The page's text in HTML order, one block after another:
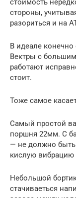
стоимость
стороны,
разориться и на
В идеале
Вектры с
работают
стоит.
Тоже самое
Самый простой
поршня 22мм. С
— не должно быть
кислую вибрацию
Небольшой
стачиваеться